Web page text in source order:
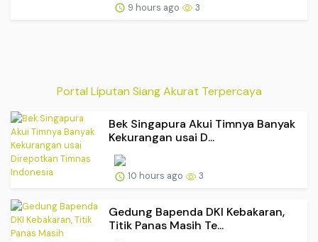
9 hours ago 3
Portal Liputan Siang Akurat Terpercaya
Bek Singapura Akui Timnya Banyak
Kekurangan usai D...
10 hours ago 3
Gedung Bapenda DKI Kebakaran,
Titik Panas Masih Te...